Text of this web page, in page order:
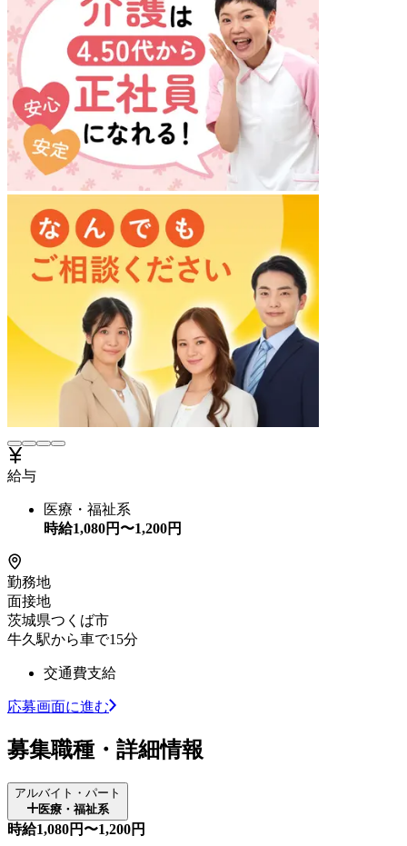
給与
医療・福祉系
時給1,080円〜1,200円
勤務地
面接地
茨城県つくば市
牛久駅から車で15分
交通費支給
応募画面に進む
募集職種・詳細情報
アルバイト・パート
医療・福祉系
時給1,080円〜1,200円